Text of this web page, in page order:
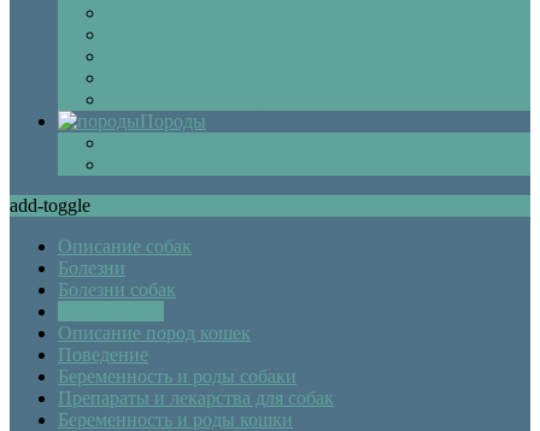
Породы
add-toggle
Описание собак
Болезни
Болезни собак
Описание пород кошек
Поведение
Беременность и роды собаки
Препараты и лекарства для собак
Беременность и роды кошки